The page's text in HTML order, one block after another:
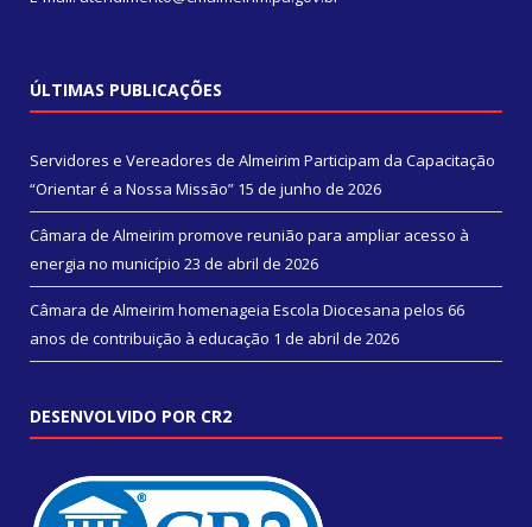
ÚLTIMAS PUBLICAÇÕES
Servidores e Vereadores de Almeirim Participam da Capacitação
“Orientar é a Nossa Missão” 15 de junho de 2026
Câmara de Almeirim promove reunião para ampliar acesso à
energia no município 23 de abril de 2026
Câmara de Almeirim homenageia Escola Diocesana pelos 66
anos de contribuição à educação 1 de abril de 2026
DESENVOLVIDO POR CR2